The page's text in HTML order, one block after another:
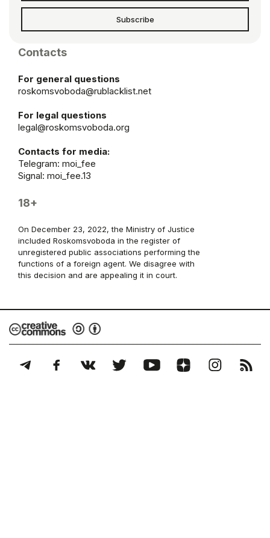
Subscribe
Contacts
For general questions
roskomsvoboda@rublacklist.net
For legal questions
legal@roskomsvoboda.org
Contacts for media:
Telegram: moi_fee
Signal: moi_fee.13
18+
On December 23, 2022, the Ministry of Justice
included Roskomsvoboda in the register of
unregistered public associations performing the
functions of a foreign agent. We disagree with
this decision and are appealing it in court.